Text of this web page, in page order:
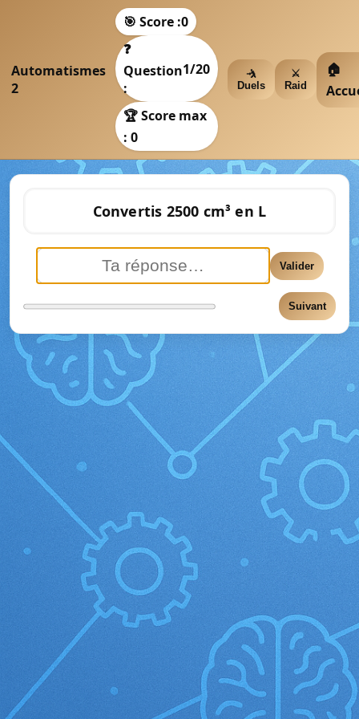
Automatismes
2
🎯 Score :0
❓
Question
:
1/20
🏆 Score max
: 0
🤺
Duels
⚔️
Raid
🏠
Convertis 2500 cm³ en L
Valider
Suivant